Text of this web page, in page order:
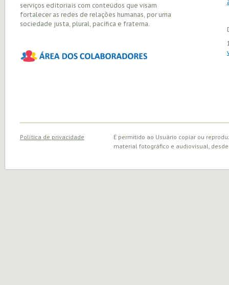
serviços editoriais com conteúdos que visam
fortalecer as redes de relações humanas, por uma
sociedade justa, plural, pacífica e fraterna.
Política de privacidade
É permitido ao Usuário copiar ou
material fotográfico e audiovisual,